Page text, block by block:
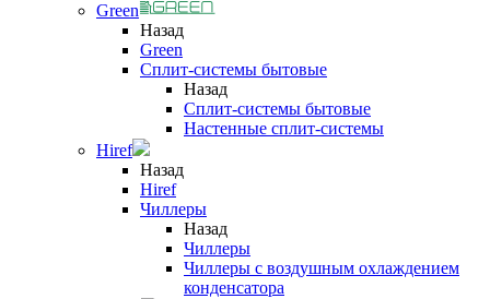
Green
Назад
Green
Сплит-системы бытовые
Назад
Сплит-системы бытовые
Настенные сплит-системы
Hiref
Назад
Hiref
Чиллеры
Назад
Чиллеры
Чиллеры с воздушным охлаждением
конденсатора